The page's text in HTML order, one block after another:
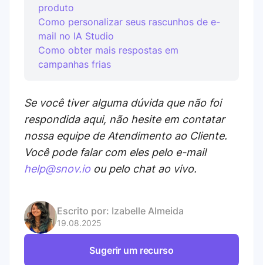
produto
Como personalizar seus rascunhos de e-
mail no IA Studio
Como obter mais respostas em
campanhas frias
Se você tiver alguma dúvida que não foi
respondida aqui, não hesite em contatar
nossa equipe de Atendimento ao Cliente.
Você pode falar com eles pelo e-mail
help@snov.ioou pelo chat ao vivo.
Escrito por: Izabelle Almeida
19.08.2025
Sugerir um recurso